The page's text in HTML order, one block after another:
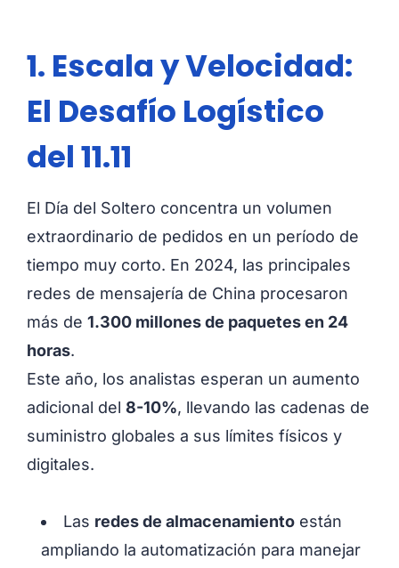
1. Escala y Velocidad:
El Desafío Logístico
del 11.11
El Día del Soltero concentra un volumen
extraordinario de pedidos en un período de
tiempo muy corto. En 2024, las principales
redes de mensajería de China procesaron
más de 1.300 millones de paquetes en 24
horas.
Este año, los analistas esperan un aumento
adicional del 8-10%, llevando las cadenas de
suministro globales a sus límites físicos y
digitales.
Las redes de almacenamiento están
ampliando la automatización para manejar